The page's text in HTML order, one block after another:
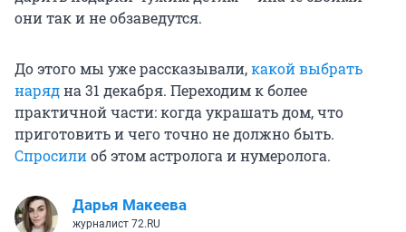
они так и не обзаведутся.
До этого мы уже рассказывали,какой выбрать
нарядна 31 декабря. Переходим к более
практичной части: когда украшать дом, что
приготовить и чего точно не должно быть.
Спросилиоб этом астролога и нумеролога.
Дарья Макеева
журналист 72.RU